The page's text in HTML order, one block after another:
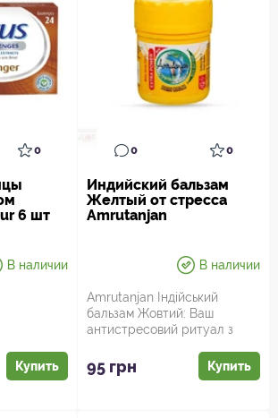
0
6 шт
В наличии
Купить
0 0
Индийский бальзам
Желтый от стресса
Amrutanjan
В наличии
Amrutanjan Індійський
бальзам Жовтий: Ваш
антистресовий ритуал з
від пов...
95 грн Купить